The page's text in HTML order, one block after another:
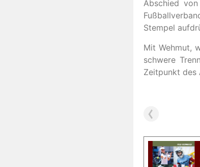
Abschied
Stempel
Mit Wehmut,
schwere
Zeitpunkt des